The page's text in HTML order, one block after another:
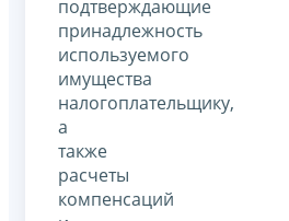
подтверждающие
принадлежность
используемого
имущества
налогоплательщику,
а
также
расчеты
компенсаций